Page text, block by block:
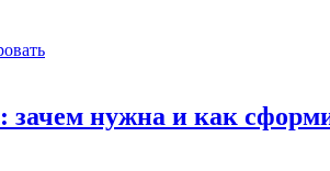
нужна и как